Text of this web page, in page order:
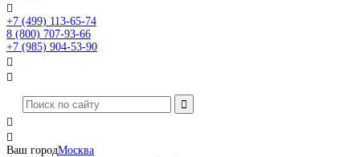

+7 (499) 113-65-74
8 (800) 707-93-66
+7 (985) 904-53-90




Ваш городМосква